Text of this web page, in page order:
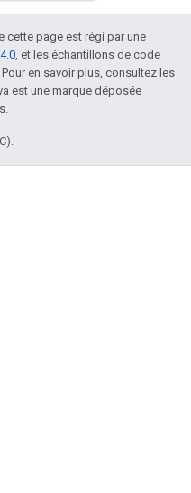
cette page est régi par une
, et les échantillons de code
Pour en savoir plus, consultez les
est une marque déposée